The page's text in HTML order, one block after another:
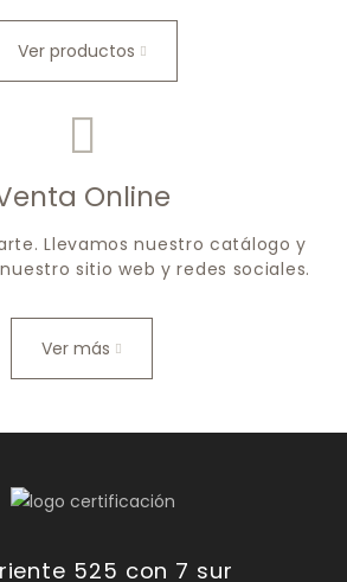
Ver productos
Online
Llevamos nuestro catálogo y
sitio web y redes sociales.
Ver más
525 con 7 sur